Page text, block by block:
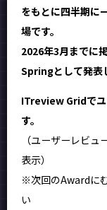
をもとに四半期に
場です。
2026年3月までに
Springとして発表
ITreview Gridでユ
す。
（ユーザーレビ
表示）
※次回のAwardに
い